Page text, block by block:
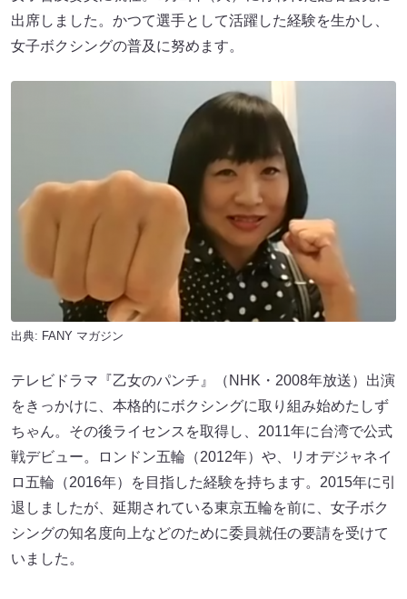
出席しました。かつて選手として活躍した経験を生かし、
女子ボクシングの普及に努めます。
出典: FANY マガジン
テレビドラマ『乙女のパンチ』（NHK・2008年放送）出演
をきっかけに、本格的にボクシングに取り組み始めたしず
ちゃん。その後ライセンスを取得し、2011年に台湾で公式
戦デビュー。ロンドン五輪（2012年）や、リオデジャネイ
ロ五輪（2016年）を目指した経験を持ちます。2015年に引
退しましたが、延期されている東京五輪を前に、女子ボク
シングの知名度向上などのために委員就任の要請を受けて
いました。